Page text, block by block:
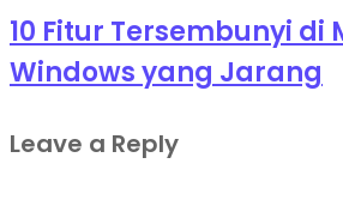
10 Fitur Tersembunyi di
Windows yang Jarang
Leave a Reply